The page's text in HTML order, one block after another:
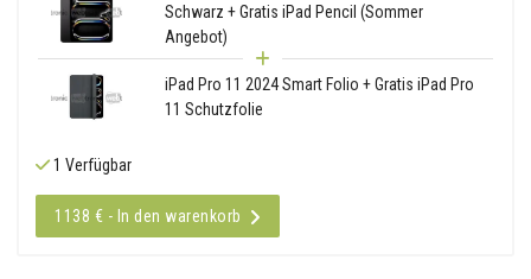
Schwarz + Gratis iPad Pencil (Sommer
Angebot)
iPad Pro 11 2024 Smart Folio + Gratis iPad Pro
11 Schutzfolie
1 Verfügbar
1138 € - In den warenkorb